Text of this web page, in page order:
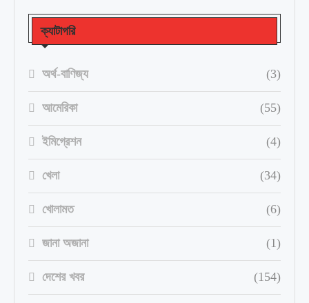
ক্যাটাগরি
অর্থ-বাণিজ্য (3)
আমেরিকা (55)
ইমিগ্রেশন (4)
খেলা (34)
খোলামত (6)
জানা অজানা (1)
দেশের খবর (154)